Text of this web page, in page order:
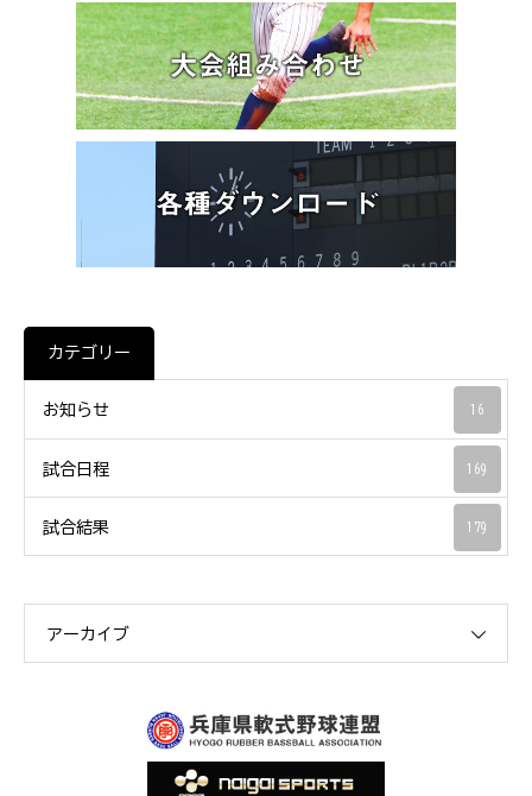
カテゴリー
お知らせ 16
試合日程 169
試合結果 179
アーカイブ